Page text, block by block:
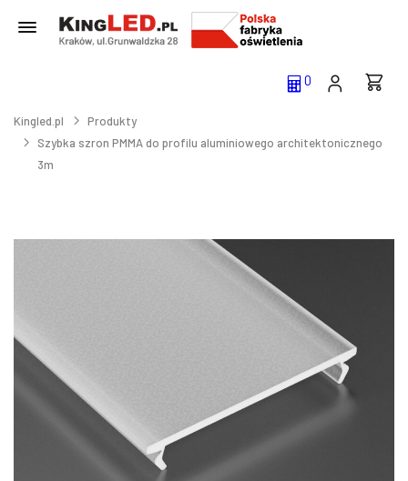
0
Kingled.pl
Produkty
Szybka szron PMMA do profilu aluminiowego architektonicznego
3m